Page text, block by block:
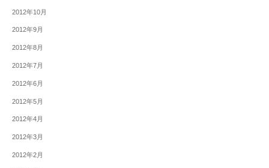
2012年10月
2012年9月
2012年8月
2012年7月
2012年6月
2012年5月
2012年4月
2012年3月
2012年2月